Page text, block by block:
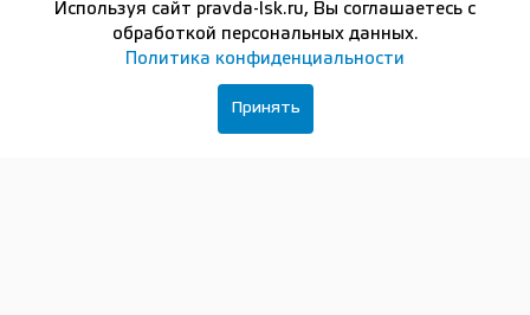
Главный редактор: +7 (83149) 5-13-24
+7 (83149) 5-14-24
+7 (83149) 5-37-56
Используя сайт pravda-lsk.ru, Вы соглашаетесь с
обработкой персональных данных.
Политика конфиденциальности
Принять